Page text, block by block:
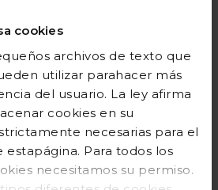
cookies
archivos de texto que
utilizar parahacer más
del usuario. La ley afirma
cookies en su
necesarias para el
Para todos los
necesitamos su permiso.